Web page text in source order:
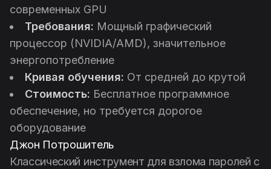
современных GPU
Требования: Мощный графический
процессор (NVIDIA/AMD), значительное
энергопотребление
Кривая обучения: От средней до крутой
Стоимость: Бесплатное программное
обеспечение, но требуется дорогое
оборудование
Джон Потрошитель
Классический инструмент для взлома паролей с